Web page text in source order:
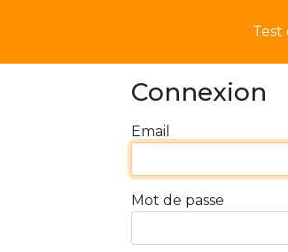
Test
Connexion
Email
Mot de passe